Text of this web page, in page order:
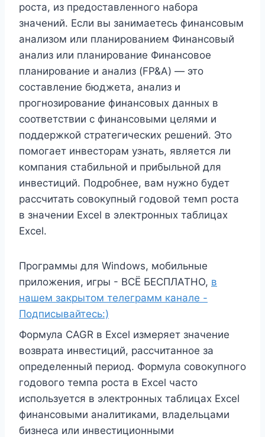
роста, из предоставленного набора
значений. Если вы занимаетесь финансовым
анализом или планированием Финансовый
анализ или планирование Финансовое
планирование и анализ (FP&A) — это
составление бюджета, анализ и
прогнозирование финансовых данных в
соответствии с финансовыми целями и
поддержкой стратегических решений. Это
помогает инвесторам узнать, является ли
компания стабильной и прибыльной для
инвестиций. Подробнее, вам нужно будет
рассчитать совокупный годовой темп роста
в значении Excel в электронных таблицах
Excel.
Программы для Windows, мобильные
приложения, игры - ВСЁ БЕСПЛАТНО, в
нашем закрытом телеграмм канале -
Подписывайтесь:)
Формула CAGR в Excel измеряет значение
возврата инвестиций, рассчитанное за
определенный период. Формула совокупного
годового темпа роста в Excel часто
используется в электронных таблицах Excel
финансовыми аналитиками, владельцами
бизнеса или инвестиционными